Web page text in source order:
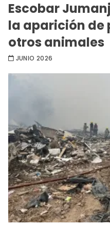
Escobar
la aparición de
otros animales
JUNIO 2026